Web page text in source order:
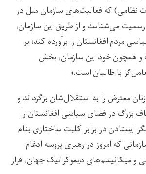
نظامی) که فعالیت‌های سازمان ملل در
رسمیت می‌شناسد و از طریق این سازمان،
مردم افغانستان را برآورده کند؛ بر
همچون خود این سازمان، بخش
با طالبان است.»
معترض را به استقلال‌شان برگرداند و
بزرگ در فضای سیاسی افغانستان را
ایستادن در برابر کلیت ساختاری بنام
که امروز در رهبری پروسه ادغام
و میکانیسم‌های دیموکراتیک جهان، قرار